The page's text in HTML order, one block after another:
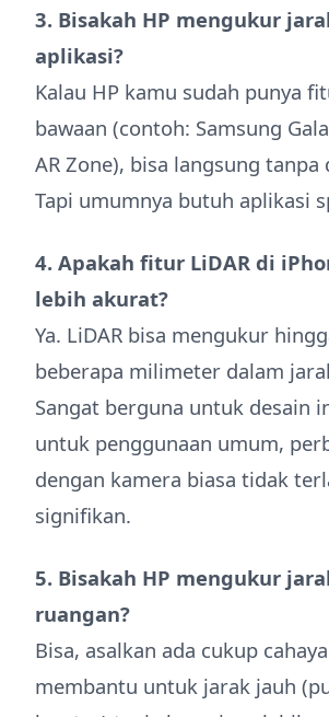
3. Bisakah HP mengukur
aplikasi?
Kalau HP kamu sudah punya
bawaan (contoh: Samsung
AR Zone), bisa langsung tanpa
Tapi umumnya butuh aplikasi
4. Apakah fitur LiDAR di
lebih akurat?
Ya. LiDAR bisa mengukur
beberapa milimeter dalam
Sangat berguna untuk desain
untuk penggunaan umum,
dengan kamera biasa tidak
signifikan.
5. Bisakah HP mengukur
ruangan?
Bisa, asalkan ada cukup
membantu untuk jarak jauh